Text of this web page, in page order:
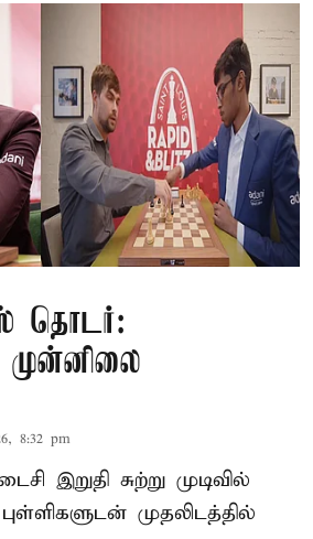
தொடர்:
முன்னிலை
8:32 pm
இறுதி சுற்று முடிவில்
முதலிடத்தில்